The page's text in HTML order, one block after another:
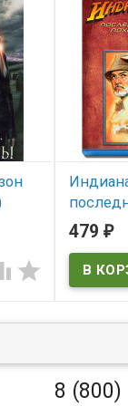

the Last
479 ₽
8 (800)